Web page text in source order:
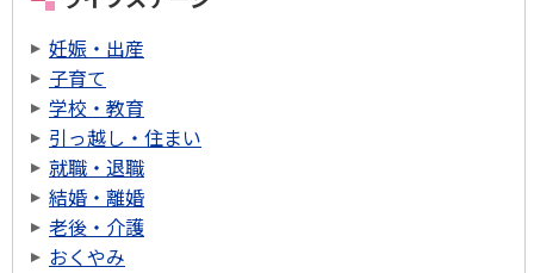
妊娠・出産
子育て
学校・教育
引っ越し・住まい
就職・退職
結婚・離婚
老後・介護
おくやみ